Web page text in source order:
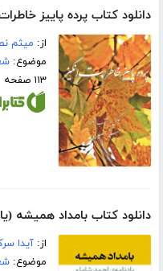
دانلود کتاب پرده پاییز
از: میثم
موضوع:
۱۱۳ صفحه
دانلود کتاب بامداد همیشه
از:آیدا
موضوع: